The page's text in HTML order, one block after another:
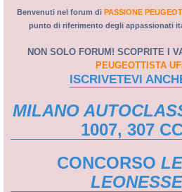
Benvenuti nel forum di PASSIONE
punto di riferimento degli appassionati
NON SOLO FORUM! SCOPRITE I
PEUGEOTTISTA
ISCRIVETEVI
MILANO
1007, 307
CONCORSO